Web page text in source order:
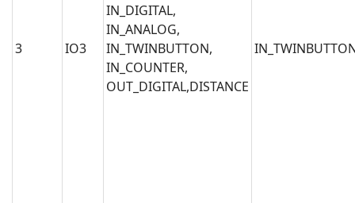
3 IO3
IN_DIGITAL,
IN_ANALOG,
IN_TWINBUTTON,
IN_COUNTER,
OUT_DIGITAL,DISTANCE